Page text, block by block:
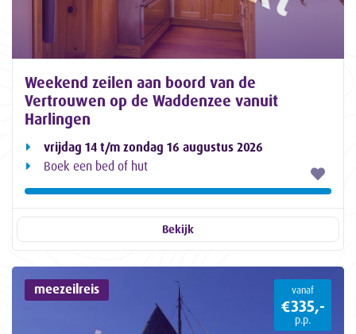
Weekend zeilen aan boord van de
Vertrouwen op de Waddenzee vanuit
Harlingen
vrijdag 14 t/m zondag 16 augustus 2026
Boek een bed of hut
Bekijk
meezeilreis vanaf
€335,-
p.p.